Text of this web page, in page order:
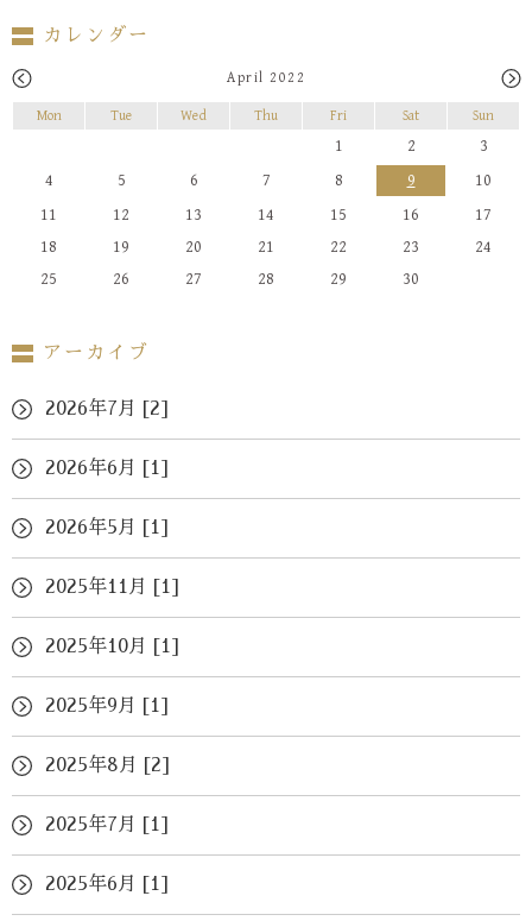
カレンダー
April 2022
Mon Tue Wed Thu Fri Sat Sun
1 2
3
4
5 6 7 8 9
10
11
12 13 14 15 16
17
18
19 20 21 22 23
24
25
26 27 28 29 30
アーカイブ
2026年7月 [2]
2026年6月 [1]
2026年5月 [1]
2025年11月 [1]
2025年10月 [1]
2025年9月 [1]
2025年8月 [2]
2025年7月 [1]
2025年6月 [1]